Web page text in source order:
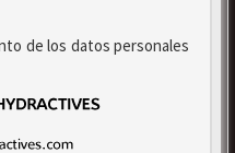
de los datos personales